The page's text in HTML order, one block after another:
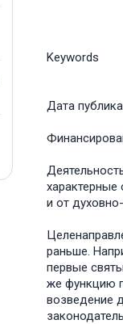
Keywords
Дата
характерные
и от
раньше.
первые
же функцию
возведение